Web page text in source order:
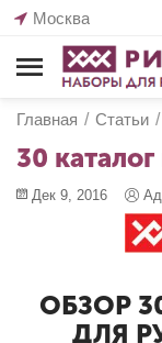
Москва
Главная / Статьи /
30
Дек 9, 2016
ОБЗОР
ДЛЯ